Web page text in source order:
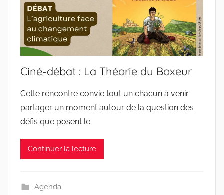
Ciné-débat : La Théorie du Boxeur
Cette rencontre convie tout un chacun à venir
partager un moment autour de la question des
défis que posent le
Continuer la lecture
Agenda